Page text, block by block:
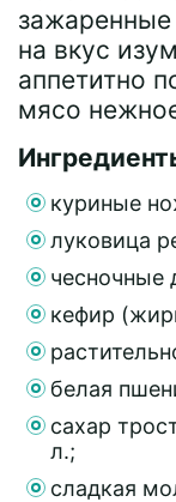
зажаренные
на вкус
аппетитно
мясо
куриные
луковица
чесночные
кефир
белая
сахар
л.;
сладкая